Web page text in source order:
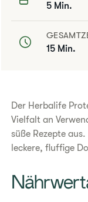
5 Min.
15 Min.
Der Herbalife
Vielfalt an
süße Rezepte
leckere, fluffige